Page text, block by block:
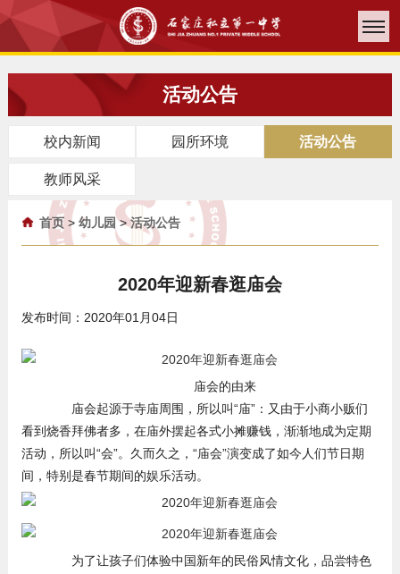
活动公告
校内新闻 园所环境 活动公告
教师风采
首页> 幼儿园>活动公告
2020年迎新春逛庙会
发布时间：2020年01月04日
庙会的由来
庙会起源于寺庙周围，所以叫“庙”：又由于小商小贩们
看到烧香拜佛者多，在庙外摆起各式小摊赚钱，渐渐地成为定期
活动，所以叫“会”。久而久之，“庙会”演变成了如今人们节日期
间，特别是春节期间的娱乐活动。
为了让孩子们体验中国新年的民俗风情文化，品尝特色